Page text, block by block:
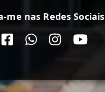
me nas Redes Sociais